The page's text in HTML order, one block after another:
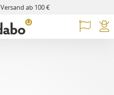
Versand ab 100 €